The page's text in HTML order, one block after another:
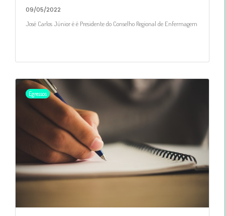
09/05/2022
José Carlos Júnior é é Presidente do Conselho Regional de Enfermagem
Egressos